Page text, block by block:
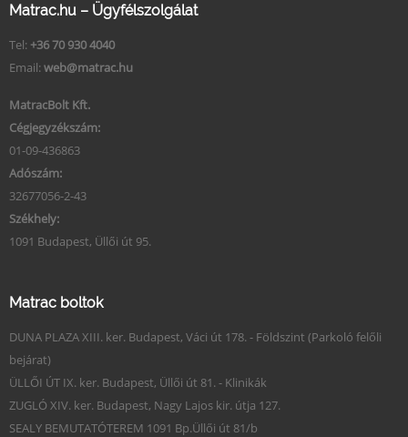
Matrac.hu – Ügyfélszolgálat
Tel: +36 70 930 4040
Email: web@matrac.hu
MatracBolt Kft.
Cégjegyzékszám:
01-09-436863
Adószám:
32677056-2-43
Székhely:
1091 Budapest, Üllői út 95.
Matrac boltok
DUNA PLAZA XIII. ker. Budapest, Váci út 178. - Földszint (Parkoló felőli
bejárat)
ÜLLŐI ÚT IX. ker. Budapest, Üllői út 81. - Klinikák
ZUGLÓ XIV. ker. Budapest, Nagy Lajos kir. útja 127.
SEALY BEMUTATÓTEREM 1091 Bp.Üllői út 81/b